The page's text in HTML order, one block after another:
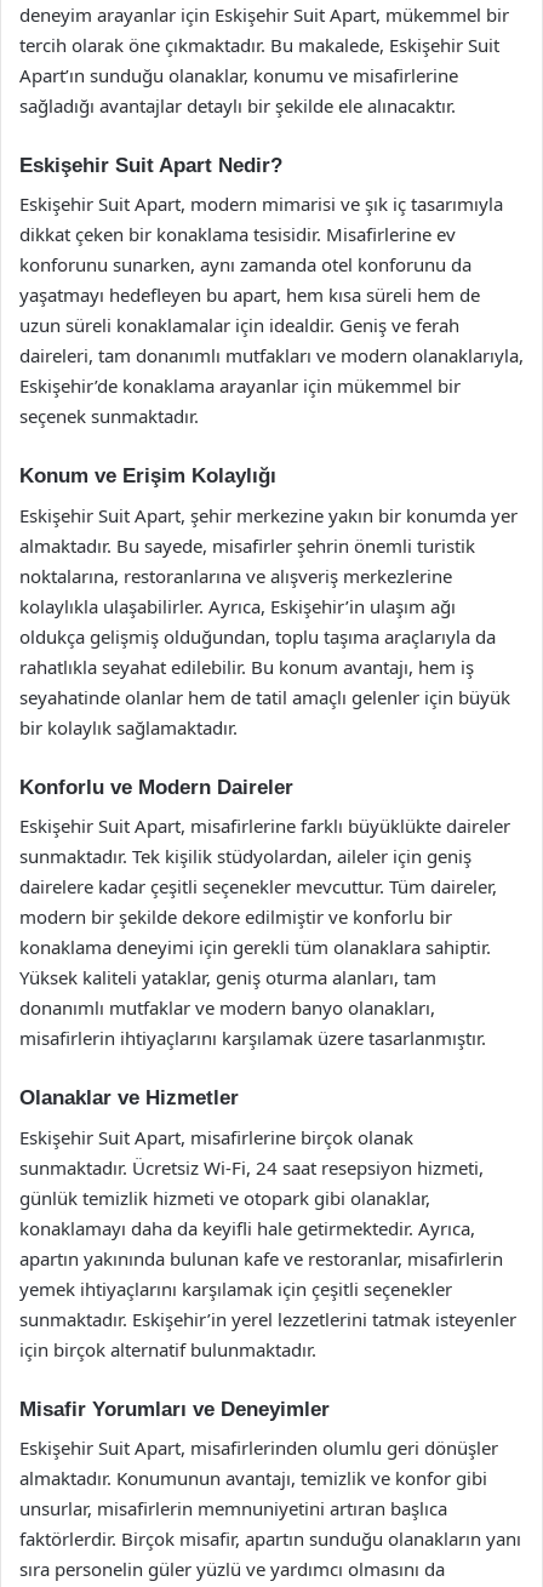
deneyim arayanlar için Eskişehir Suit Apart, mükemmel bir
tercih olarak öne çıkmaktadır. Bu makalede, Eskişehir Suit
Apart’ın sunduğu olanaklar, konumu ve misafirlerine
sağladığı avantajlar detaylı bir şekilde ele alınacaktır.
Eskişehir Suit Apart Nedir?
Eskişehir Suit Apart, modern mimarisi ve şık iç tasarımıyla
dikkat çeken bir konaklama tesisidir. Misafirlerine ev
konforunu sunarken, aynı zamanda otel konforunu da
yaşatmayı hedefleyen bu apart, hem kısa süreli hem de
uzun süreli konaklamalar için idealdir. Geniş ve ferah
daireleri, tam donanımlı mutfakları ve modern olanaklarıyla,
Eskişehir’de konaklama arayanlar için mükemmel bir
seçenek sunmaktadır.
Konum ve Erişim Kolaylığı
Eskişehir Suit Apart, şehir merkezine yakın bir konumda yer
almaktadır. Bu sayede, misafirler şehrin önemli turistik
noktalarına, restoranlarına ve alışveriş merkezlerine
kolaylıkla ulaşabilirler. Ayrıca, Eskişehir’in ulaşım ağı
oldukça gelişmiş olduğundan, toplu taşıma araçlarıyla da
rahatlıkla seyahat edilebilir. Bu konum avantajı, hem iş
seyahatinde olanlar hem de tatil amaçlı gelenler için büyük
bir kolaylık sağlamaktadır.
Konforlu ve Modern Daireler
Eskişehir Suit Apart, misafirlerine farklı büyüklükte daireler
sunmaktadır. Tek kişilik stüdyolardan, aileler için geniş
dairelere kadar çeşitli seçenekler mevcuttur. Tüm daireler,
modern bir şekilde dekore edilmiştir ve konforlu bir
konaklama deneyimi için gerekli tüm olanaklara sahiptir.
Yüksek kaliteli yataklar, geniş oturma alanları, tam
donanımlı mutfaklar ve modern banyo olanakları,
misafirlerin ihtiyaçlarını karşılamak üzere tasarlanmıştır.
Olanaklar ve Hizmetler
Eskişehir Suit Apart, misafirlerine birçok olanak
sunmaktadır. Ücretsiz Wi-Fi, 24 saat resepsiyon hizmeti,
günlük temizlik hizmeti ve otopark gibi olanaklar,
konaklamayı daha da keyifli hale getirmektedir. Ayrıca,
apartın yakınında bulunan kafe ve restoranlar, misafirlerin
yemek ihtiyaçlarını karşılamak için çeşitli seçenekler
sunmaktadır. Eskişehir’in yerel lezzetlerini tatmak isteyenler
için birçok alternatif bulunmaktadır.
Misafir Yorumları ve Deneyimler
Eskişehir Suit Apart, misafirlerinden olumlu geri dönüşler
almaktadır. Konumunun avantajı, temizlik ve konfor gibi
unsurlar, misafirlerin memnuniyetini artıran başlıca
faktörlerdir. Birçok misafir, apartın sunduğu olanakların yanı
sıra personelin güler yüzlü ve yardımcı olmasını da